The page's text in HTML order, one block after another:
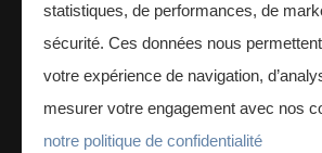
statistiques, de performances, de
sécurité. Ces données nous permettent
votre expérience de navigation,
mesurer votre engagement avec nos
notre politique de confidentialité